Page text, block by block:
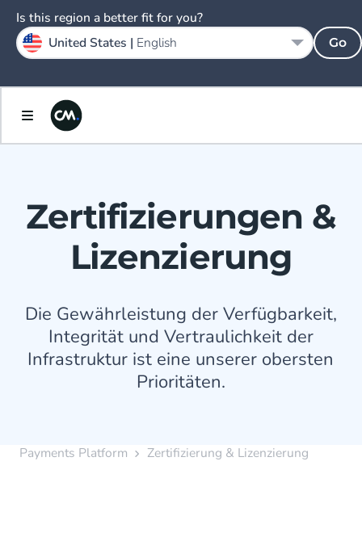
Zertifizierungen &
Lizenzierung
Die Gewährleistung der Verfügbarkeit,
Integrität und Vertraulichkeit der
Infrastruktur ist eine unserer obersten
Prioritäten.
Payments Platform Zertifizierung & Lizenzierung
Is this region a better fit for you?
United States | English Go